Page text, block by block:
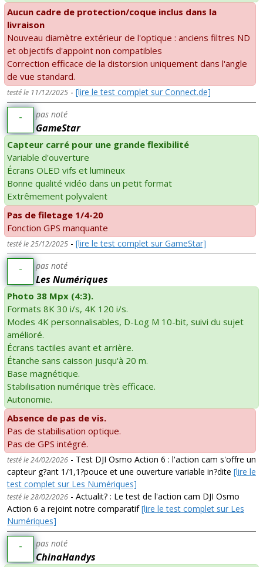
Aucun cadre de protection/coque inclus dans la
livraison
Nouveau diamètre extérieur de l'optique : anciens filtres ND
et objectifs d'appoint non compatibles
Correction efficace de la distorsion uniquement dans l'angle
de vue standard.
testé le 11/12/2025 - [lire le test complet sur Connect.de]
- pas noté
GameStar
Capteur carré pour une grande flexibilité
Variable d'ouverture
Écrans OLED vifs et lumineux
Bonne qualité vidéo dans un petit format
Extrêmement polyvalent
Pas de filetage 1/4-20
Fonction GPS manquante
testé le 25/12/2025 - [lire le test complet sur GameStar]
- pas noté
Les Numériques
Photo 38 Mpx (4:3).
Formats 8K 30 i/s, 4K 120 i/s.
Modes 4K personnalisables, D-Log M 10-bit, suivi du sujet
amélioré.
Écrans tactiles avant et arrière.
Étanche sans caisson jusqu'à 20 m.
Base magnétique.
Stabilisation numérique très efficace.
Autonomie.
Absence de pas de vis.
Pas de stabilisation optique.
Pas de GPS intégré.
testé le 24/02/2026 - Test DJI Osmo Action 6 : l'action cam s'offre un
capteur g?ant 1/1,1?pouce et une ouverture variable in?dite [lire le
test complet sur Les Numériques]
testé le 28/02/2026 - Actualit? : Le test de l'action cam DJI Osmo
Action 6 a rejoint notre comparatif[lire le test complet sur Les
Numériques]
- pas noté
ChinaHandys